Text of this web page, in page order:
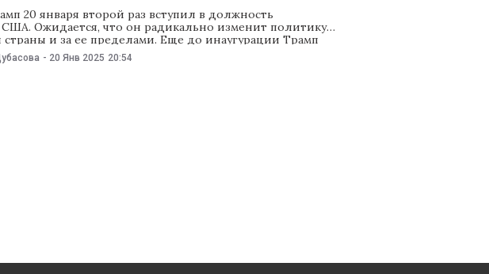
20 января второй раз вступил в должность
США. Ожидается, что он радикально изменит политику
и за ее пределами. Еще до инаугурации Трамп
видение будущего Америки и внешнеполитические
NM собрал пять самых резонансных заявлений Трампа до
- 20 Янв 2025 20:54